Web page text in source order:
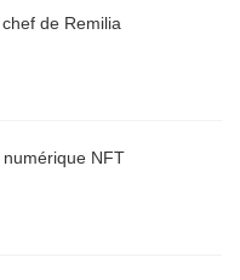
de Remilia
numérique NFT